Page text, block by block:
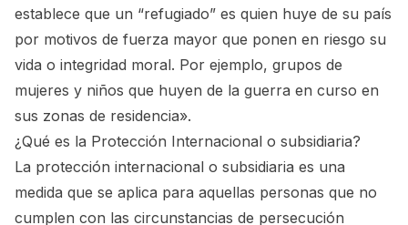
establece que un “refugiado” es quien huye de su país
por motivos de fuerza mayor que ponen en riesgo su
vida o integridad moral. Por ejemplo, grupos de
mujeres y niños que huyen de la guerra en curso en
sus zonas de residencia».
¿Qué es la Protección Internacional o subsidiaria?
La protección internacional o subsidiaria es una
medida que se aplica para aquellas personas que no
cumplen con las circunstancias de persecución